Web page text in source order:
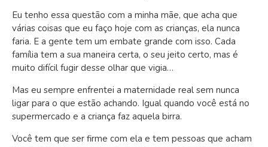
Eu tenho essa questão com a minha mãe, que acha que
várias coisas que eu faço hoje com as crianças, ela nunca
faria. E a gente tem um embate grande com isso. Cada
família tem a sua maneira certa, o seu jeito certo, mas é
muito difícil fugir desse olhar que vigia…
Mas eu sempre enfrentei a maternidade real sem nunca
ligar para o que estão achando. Igual quando você está no
supermercado e a criança faz aquela birra.
Você tem que ser firme com ela e tem pessoas que acham